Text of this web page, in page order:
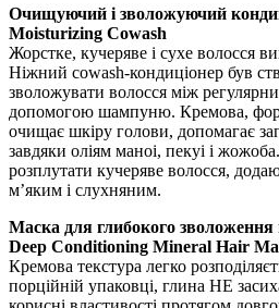
Очищуючий і зволожуючий
Moisturizing Cowash
Жорстке, кучеряве і сухе волосся
Ніжний cowash-кондиціонер був
зволожувати волосся між
допомогою шампуню. Кремова,
очищає шкіру голови, допомагає
завдяки оліям маноі, пекуі і
розплутати кучеряве волосся,
м’яким і слухняним.
Маска для глибокого
Deep Conditioning Mineral Hair
Кремова текстура легко
порційній упаковці, глина НЕ